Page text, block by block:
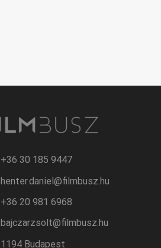
+36 30 185 9447
henter.daniel@filmbusz.hu
+36 20 981 6968
bajczarzsolt@filmbusz.hu
1194 Budapest